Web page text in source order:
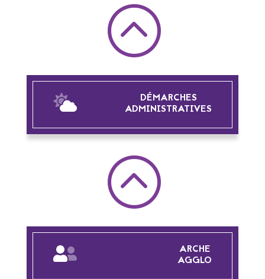
:
DÉMARCHES
ADMINISTRATIVES
:
ARCHE
AGGLO